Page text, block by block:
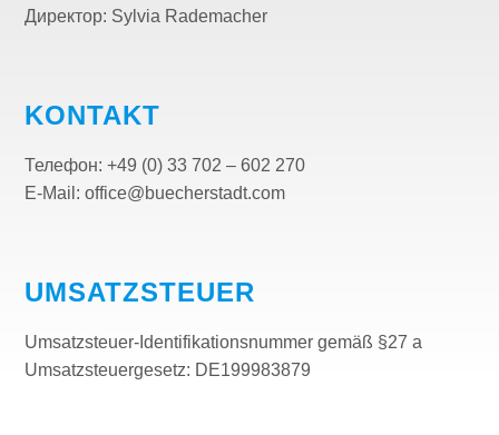
Директор: Sylvia Rademacher
KONTAKT
Телефон: +49 (0) 33 702 – 602 270
E-Mail: office@buecherstadt.com
UMSATZSTEUER
Umsatzsteuer-Identifikationsnummer gemäß §27 a
Umsatzsteuergesetz: DE199983879